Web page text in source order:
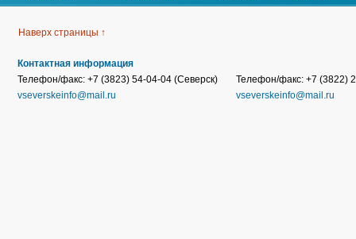
Наверх страницы ↑
Контактная информация
Телефон/факс: +7 (3823) 54-04-04 (Северск)
vseverskeinfo@mail.ru
Телефон/факс: +7 (3822)
vseverskeinfo@mail.ru